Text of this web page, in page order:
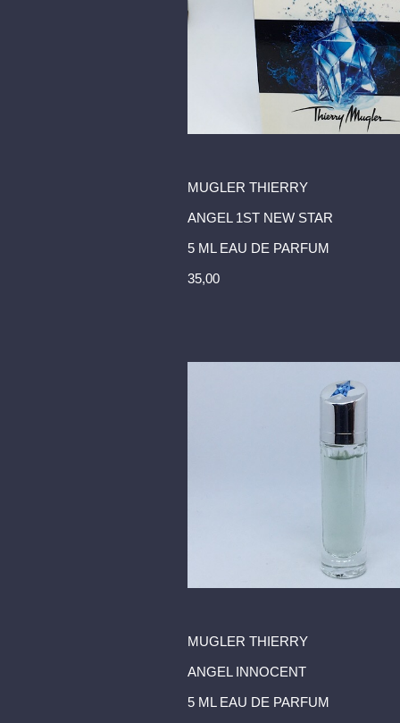
MUGLER THIERRY
ANGEL 1ST NEW STAR
5 ML EAU DE PARFUM
35,00
MUGLER THIERRY
ANGEL INNOCENT
5 ML EAU DE PARFUM